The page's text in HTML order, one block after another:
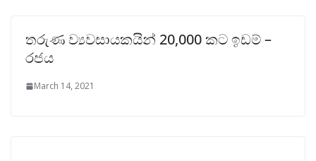
තරුණ ව්‍යවසායකයින් 20,000 කට ඉඩම් –
රජය
March 14, 2021